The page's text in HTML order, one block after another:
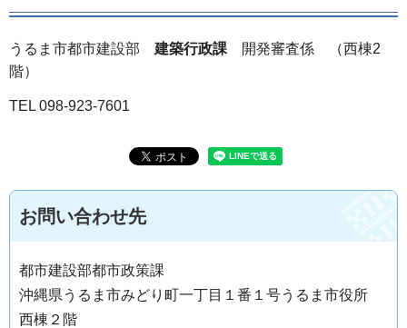
うるま市都市建設部 建築行政課 開発審査係 （西棟2
階）
TEL 098-923-7601
お問い合わせ先
都市建設部都市政策課
沖縄県うるま市みどり町一丁目１番１号うるま市役所
西棟２階